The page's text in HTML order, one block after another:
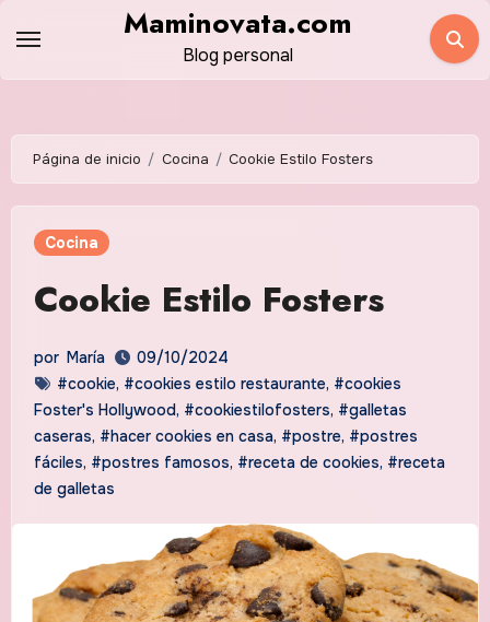
contenido
Maminovata.com
Blog personal
Página de inicio Cocina Cookie Estilo Fosters
Cocina
Cookie Estilo Fosters
por María
09/10/2024
#cookie, #cookies estilo restaurante, #cookies
Foster's Hollywood, #cookiestilofosters, #galletas
caseras, #hacer cookies en casa, #postre, #postres
fáciles, #postres famosos, #receta de cookies, #receta
de galletas